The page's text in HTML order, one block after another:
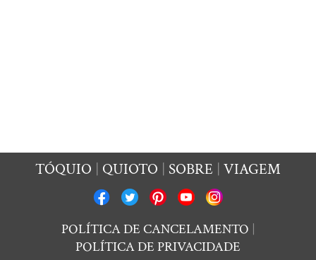
TÓQUIO QUIOTO SOBRE VIAGEM
POLÍTICA DE CANCELAMENTO
POLÍTICA DE PRIVACIDADE